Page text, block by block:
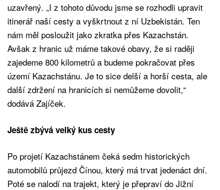
uzavřený. „I z tohoto důvodu jsme se rozhodli upravit
itinerář naší cesty a vyškrtnout z ní Uzbekistán. Ten
nám měl posloužit jako zkratka přes Kazachstán.
Avšak z hranic už máme takové obavy, že si raději
zajedeme 800 kilometrů a budeme pokračovat přes
území Kazachstánu. Je to sice delší a horší cesta, ale
další zdržení na hranicích si nemůžeme dovolit,“
dodává Zajíček.
Ještě zbývá velký kus cesty
Po projetí Kazachstánem čeká sedm historických
automobilů průjezd Čínou, který má trvat jedenáct dní.
Poté se nalodí na trajekt, který je přepraví do Jižní